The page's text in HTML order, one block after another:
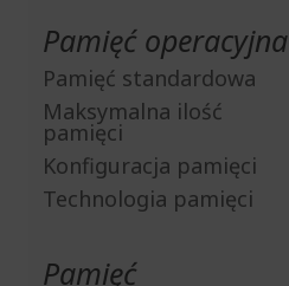
Pamięć operacyjna
Pamięć standardowa
Maksymalna ilość
pamięci
Konfiguracja pamięci
Technologia pamięci
Pamięć